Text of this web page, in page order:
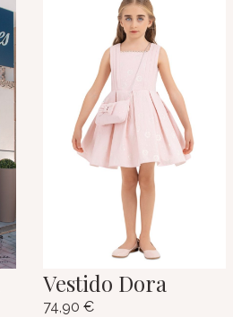
Vestido Dora
74,90 €